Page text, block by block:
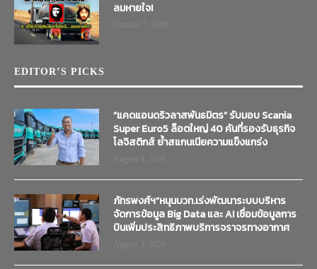
ลมหายใจ!
EDITOR’S PICKS
“แคดแอนดริวลาสพันธมิตร” รับมอบ Scania
Super Euro5 ล็อตใหญ่ 40 คันที่รองรับธุรกิจ
โลจิสติกส์ ย้ำสแกนเนียความแข็งแกร่ง
ภัทรพงศ์ฯ”หนุนบวท.เร่งพัฒนาระบบบริหาร
จัดการข้อมูล Big Data และ AI เชื่อมข้อมูลการ
บินเพิ่มประสิทธิภาพบริการจราจรทางอากาศ